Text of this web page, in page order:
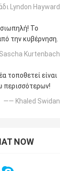
Lyndon Hayward
Το
την κυβέρνηση.
Kurtenbach
τοποθετεί είναι
περισσότερων!
—— Khaled Swidan
NOW